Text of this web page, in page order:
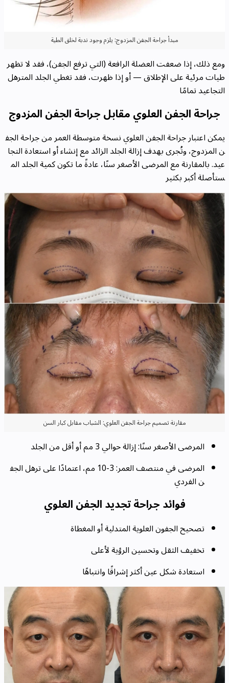
مبدأ جراحة الجفن المزدوج: يلزم وجود ندبة لخلق الطية
ومع ذلك، إذا ضعفت العضلة الرافعة (التي ترفع الجفن)، فقد لا تظهر
طيات مرئية على الإطلاق — أو إذا ظهرت، فقد تغطي الجلد المترهل
التجاعيد تمامًا
جراحة الجفن العلوي مقابل جراحة الجفن المزدوج
يمكن اعتبار جراحة الجفن العلوي نسخة متوسطة العمر من جراحة الجف
ن المزدوج، وتُجرى بهدف إزالة الجلد الزائد مع إنشاء أو استعادة التجا
عيد. بالمقارنة مع المرضى الأصغر سنًا، عادةً ما تكون كمية الجلد الم
ستأصلة أكبر بكثير
مقارنة تصميم جراحة الجفن العلوي: الشباب مقابل كبار السن
المرضى الأصغر سنًا: إزالة حوالي 3 مم أو أقل من الجلد
المرضى في منتصف العمر: 3-10 مم، اعتمادًا على ترهل الجف
ن الفردي
فوائد جراحة تجديد الجفن العلوي
تصحيح الجفون العلوية المتدلية أو المغطاة
تخفيف الثقل وتحسين الرؤية لأعلى
استعادة شكل عين أكثر إشراقًا وانتباهًا